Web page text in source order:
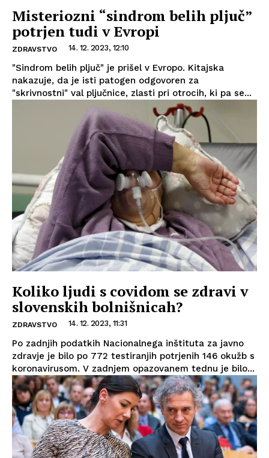
Misteriozni “sindrom belih pljuč”
potrjen tudi v Evropi
ZDRAVSTVO 14. 12. 2023, 12:10
"Sindrom belih pljuč" je prišel v Evropo. Kitajska
nakazuje, da je isti patogen odgovoren za
"skrivnostni" val pljučnice, zlasti pri otrocih, ki pa se...
Koliko ljudi s covidom se zdravi v
slovenskih bolnišnicah?
ZDRAVSTVO 14. 12. 2023, 11:31
Po zadnjih podatkih Nacionalnega inštituta za javno
zdravje je bilo po 772 testiranjih potrjenih 146 okužb s
koronavirusom. V zadnjem opazovanem tednu je bilo...